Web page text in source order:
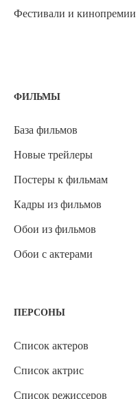
Фестивали и кинопремии
ФИЛЬМЫ
База фильмов
Новые трейлеры
Постеры к фильмам
Кадры из фильмов
Обои из фильмов
Обои с актерами
ПЕРСОНЫ
Список актеров
Список актрис
Список режиссеров